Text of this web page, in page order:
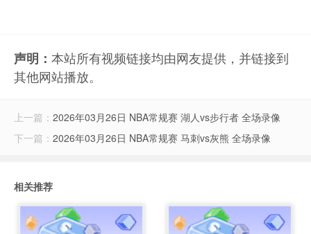
声明： 本站所有视频链接均由网友提供，并链接到
其他网站播放。
上一篇： 2026年03月26日 NBA常规赛 湖人vs步行者 全场录像
下一篇： 2026年03月26日 NBA常规赛 马刺vs灰熊 全场录像
相关推荐